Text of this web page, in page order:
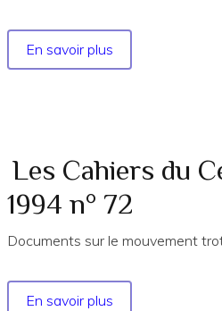
En savoir plus
Les
année
2009
n°
Les Cahiers du
1994 n° 72
Documents sur le mouvement
En savoir plus